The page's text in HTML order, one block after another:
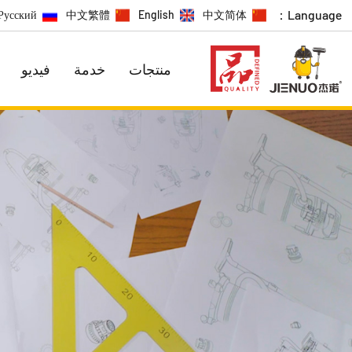
Language：
中文简体
English
中文繁體
منتجات خدمة فيديو